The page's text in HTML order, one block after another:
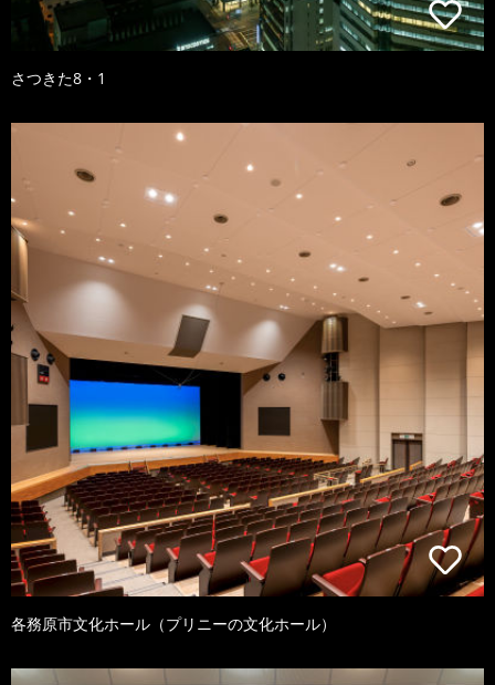
さつきた8・1
各務原市文化ホール（プリニーの文化ホール）